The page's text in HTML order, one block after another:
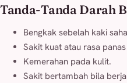
Tanda-Tanda Darah
Bengkak sebelah kaki
Sakit kuat atau rasa
Kemerahan pada kulit.
Sakit bertambah bila